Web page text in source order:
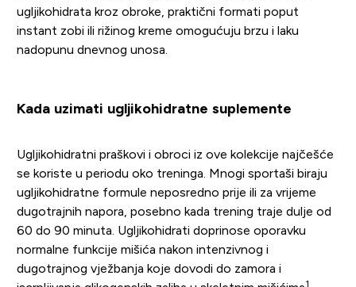
ugljikohidrata kroz obroke, praktični formati poput
instant zobi ili rižinog kreme omogućuju brzu i laku
nadopunu dnevnog unosa.
Kada uzimati ugljikohidratne suplemente
Ugljikohidratni praškovi i obroci iz ove kolekcije najčešće
se koriste u periodu oko treninga. Mnogi sportaši biraju
ugljikohidratne formule neposredno prije ili za vrijeme
dugotrajnih napora, posebno kada trening traje dulje od
60 do 90 minuta. Ugljikohidrati doprinose oporavku
normalne funkcije mišića nakon intenzivnog i
dugotrajnog vježbanja koje dovodi do zamora i
1